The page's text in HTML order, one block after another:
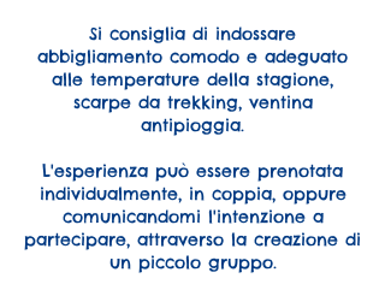
Si consiglia di indossare
abbigliamento comodo e adeguato
alle temperature della stagione,
scarpe da trekking, ventina
antipioggia.
L'esperienza può essere prenotata
individualmente, in coppia, oppure
comunicandomi l'intenzione a
partecipare, attraverso la creazione di
un piccolo gruppo.